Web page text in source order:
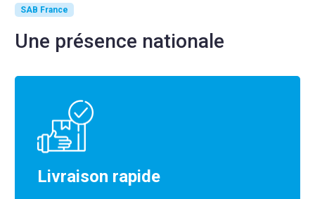
SAB France
Une présence nationale
Livraison rapide